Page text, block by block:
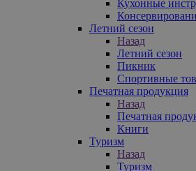
Кухонные
Летний сезон
Назад
Летний сезон
Пикник
Спортивные
Печатная продукция
Назад
Печатная
Книги
Туризм
Назад
Туризм